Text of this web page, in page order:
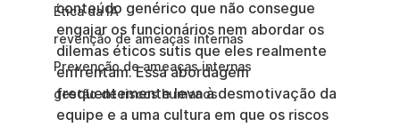
Ética da IA
revenção de ameaças internas
Prevenção de ameaças internas
gestão de riscos humanos
conteúdo genérico que não consegue
engajar os funcionários nem abordar os
dilemas éticos sutis que eles realmente
enfrentam. Essa abordagem
frequentemente leva à desmotivação da
equipe e a uma cultura em que os riscos